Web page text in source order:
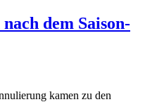
dem Saison-
kamen zu den